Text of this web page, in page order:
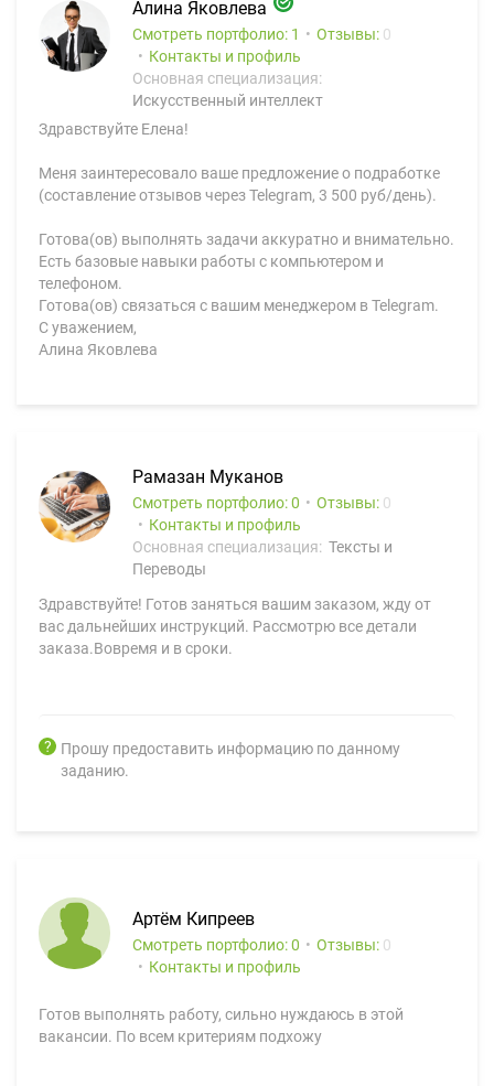
Алина Яковлева
Смотреть портфолио: 1 Отзывы: 0
Контакты и профиль
Основная специализация:
Искусственный интеллект
Здравствуйте Елена!
Меня заинтересовало ваше предложение о подработке
(составление отзывов через Telegram, 3 500 руб/день).
Готова(ов) выполнять задачи аккуратно и внимательно.
Есть базовые навыки работы с компьютером и
телефоном.
Готова(ов) связаться с вашим менеджером в Telegram.
С уважением,
Алина Яковлева
Рамазан Муканов
Смотреть портфолио: 0 Отзывы: 0
Контакты и профиль
Основная специализация: Тексты и
Переводы
Здравствуйте! Готов заняться вашим заказом, жду от
вас дальнейших инструкций. Рассмотрю все детали
заказа.Вовремя и в сроки.
Прошу предоставить информацию по данному
заданию.
Артём Кипреев
Смотреть портфолио: 0 Отзывы: 0
Контакты и профиль
Готов выполнять работу, сильно нуждаюсь в этой
вакансии. По всем критериям подхожу